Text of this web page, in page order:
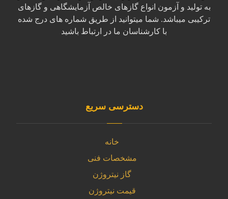
به تولید و آزمون انواع گازهای خالص آزمایشگاهی و گازهای
ترکیبی میباشد. شما میتوانید از طریق شماره های درج شده
با کارشناسان ما در ارتباط باشید
دسترسی سریع
خانه
مشخصات فنی
گاز نیتروژن
قیمت نیتروژن